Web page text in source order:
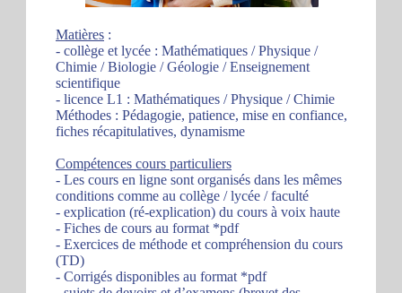
Matières :
- collège et lycée : Mathématiques / Physique /
Chimie / Biologie / Géologie / Enseignement
scientifique
- licence L1 : Mathématiques / Physique / Chimie
Méthodes : Pédagogie, patience, mise en confiance,
fiches récapitulatives, dynamisme
Compétences cours particuliers
- Les cours en ligne sont organisés dans les mêmes
conditions comme au collège / lycée / faculté
- explication (ré-explication) du cours à voix haute
- Fiches de cours au format *pdf
- Exercices de méthode et compréhension du cours
(TD)
- Corrigés disponibles au format *pdf